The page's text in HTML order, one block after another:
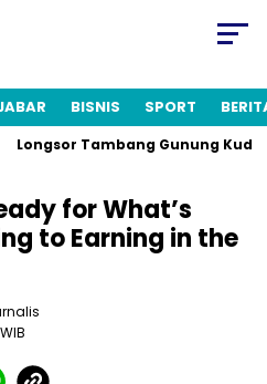
BISNIS SPORT
Tambang Gunung Kuda
for What’s
to Earning in the